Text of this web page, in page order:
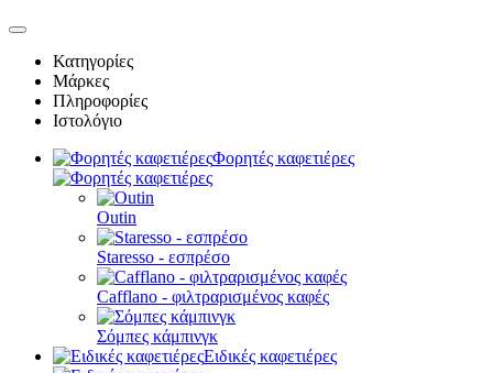
Κατηγορίες
Μάρκες
Πληροφορίες
Ιστολόγιο
Φορητές καφετιέρες
Outin
Staresso - εσπρέσο
Cafflano - φιλτραρισμένος καφές
Σόμπες κάμπινγκ
Ειδικές καφετιέρες